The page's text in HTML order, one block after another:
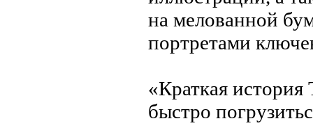
на мелованной
портретами
«Краткая
быстро